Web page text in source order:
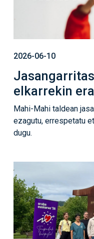
2026-06-10
elkarrekin
Mahi-Mahi taldean
ezagutu, errespetatu
dugu.